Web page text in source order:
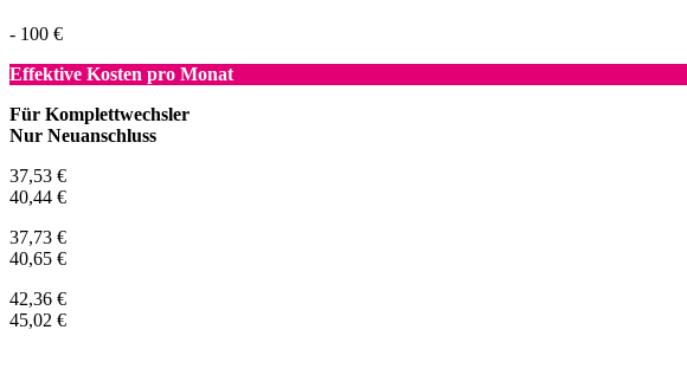
- 100 €
Effektive Kosten pro Monat
Für Komplettwechsler
Nur Neuanschluss
37,53 €
40,44 €
37,73 €
40,65 €
42,36 €
45,02 €